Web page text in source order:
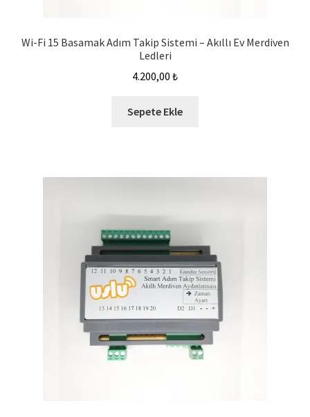
Wi-Fi 15 Basamak Adım Takip Sistemi – Akıllı Ev Merdiven
Ledleri
4.200,00 ₺
Sepete Ekle